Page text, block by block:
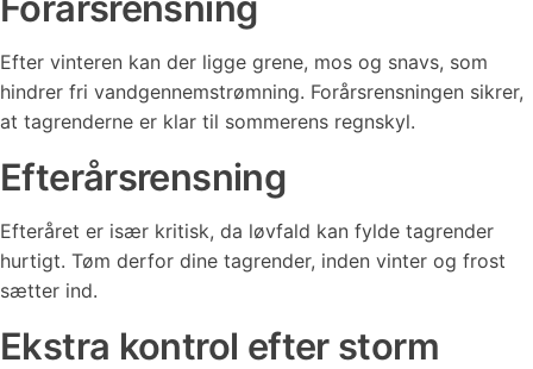
Efter vinteren kan der ligge grene, mos og snavs, som
hindrer fri vandgennemstrømning. Forårsrensningen sikrer,
at tagrenderne er klar til sommerens regnskyl.
Efterårsrensning
Efteråret er især kritisk, da løvfald kan fylde tagrender
hurtigt. Tøm derfor dine tagrender, inden vinter og frost
sætter ind.
Ekstra kontrol efter storm